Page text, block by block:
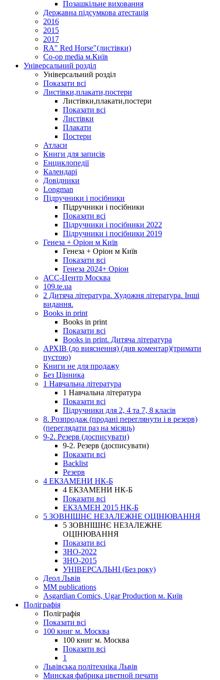
Позашкільне виховання
Державна підсумкова атестація
2016
2015
2017
RA" Red Horse"(листівки)
Co-op media м.Київ
Універсальний розділ
Універсальний розділ
Показати всі
Листівки,плакати,постери
Листівки,плакати,постери
Показати всі
Листівки
Плакати
Постери
Атласи
Книги для записів
Енциклопедії
Календарі
Довідники
Longman
Підручники і посібники
Підручники і посібники
Показати всі
Підручники і посібники 2022
Підручники і посібники 2019
Генеза + Оріон м Київ
Генеза + Оріон м Київ
Показати всі
Генеза 2024+ Оріон
АСС-Центр Москва
109.te.ua
2 Дитяча література. Художня література. Інші
видання.
Books in print
Books in print
Показати всі
Books in print. Дитяча література
АРХІВ (до вияснення) (див коментар)(тримати
пустою)
Книги не для продажу
Без Цінника
1 Навчальна література
1 Навчальна література
Показати всі
Підручники для 2, 4 та 7, 8 класів
8. Розпродаж (продані переглянути і в резерв)
(переглядати раз на місяць)
9-2. Резерв (досписувати)
9-2. Резерв (досписувати)
Показати всі
Backlist
Резерв
4 ЕКЗАМЕНИ НК-Б
4 ЕКЗАМЕНИ НК-Б
Показати всі
ЕКЗАМЕН 2015 НК-Б
5 ЗОВНІШНЄ НЕЗАЛЕЖНЕ ОЦІНЮВАННЯ
5 ЗОВНІШНЄ НЕЗАЛЕЖНЕ
ОЦІНЮВАННЯ
Показати всі
ЗНО-2022
ЗНО-2015
УНІВЕРСАЛЬНІ (Без року)
Деол Львів
MM publications
Asgardian Comics, Ugar Production м. Київ
Поліграфія
Поліграфія
Показати всі
100 книг м. Москва
100 книг м. Москва
Показати всі
1
Львівська політехніка Львів
Минская фабрика цветной печати